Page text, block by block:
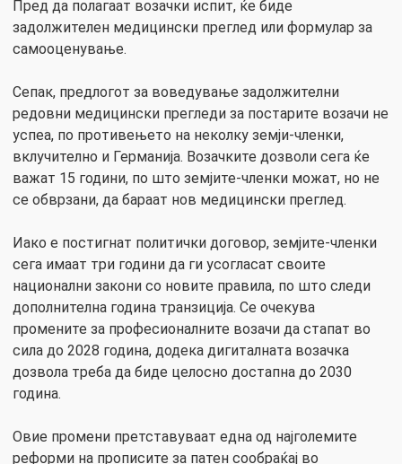
Пред да полагаат возачки испит, ќе биде
задолжителен медицински преглед или формулар за
самооценување.
Сепак, предлогот за воведување задолжителни
редовни медицински прегледи за постарите возачи не
успеа, по противењето на неколку земји-членки,
вклучително и Германија. Возачките дозволи сега ќе
важат 15 години, по што земјите-членки можат, но не
се обврзани, да бараат нов медицински преглед.
Иако е постигнат политички договор, земјите-членки
сега имаат три години да ги усогласат своите
национални закони со новите правила, по што следи
дополнителна година транзиција. Се очекува
промените за професионалните возачи да стапат во
сила до 2028 година, додека дигиталната возачка
дозвола треба да биде целосно достапна до 2030
година.
Овие промени претставуваат една од најголемите
реформи на прописите за патен сообраќај во